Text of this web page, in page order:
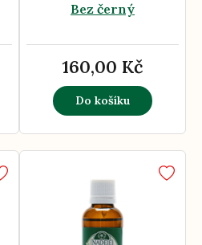
Bez černý
160,00 Kč
Do košíku